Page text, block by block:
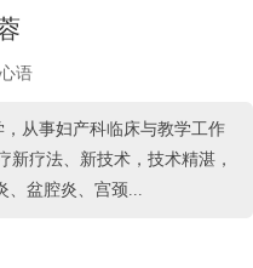
语
从事妇产科临床与教学工作
新疗法、新技术，技术精湛，
、盆腔炎、宫颈...